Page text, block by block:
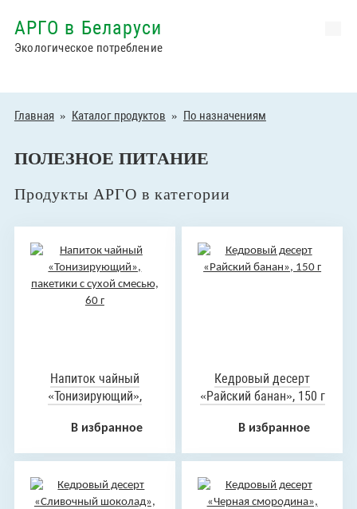
АРГО в Беларуси
Экологическое потребление
Главная » Каталог продуктов » По назначениям
ПОЛЕЗНОЕ ПИТАНИЕ
Продукты АРГО в категории
Напиток чайный
«Тонизирующий»,
смесью, 60 г
В избранное
Кедровый десерт
«Райский банан», 150 г
В избранное